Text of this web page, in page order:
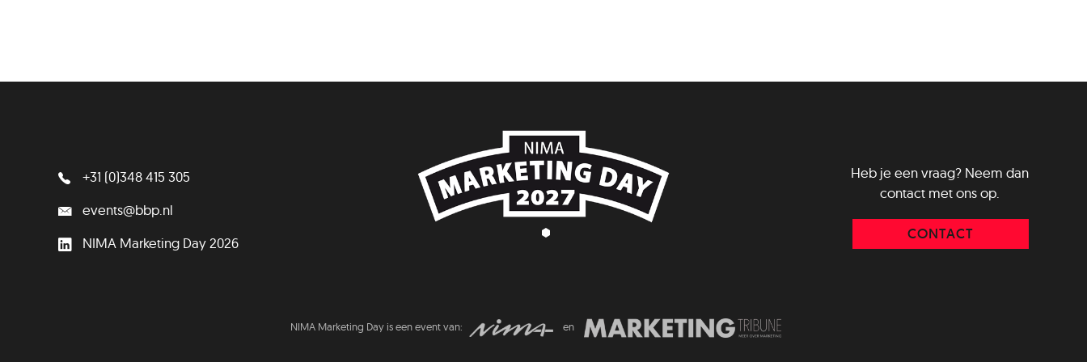
+31 (0)348 415 305
events@bbp.nl
NIMA Marketing Day 2026
Heb je een vraag? Neem dan
contact met ons op.
CONTACT
NIMA Marketing Day is een event van: en